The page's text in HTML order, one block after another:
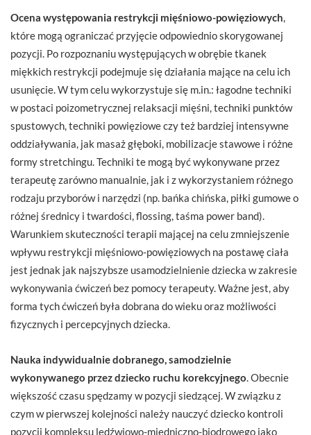
Ocena występowania restrykcji mięśniowo-powięziowych
które mogą ograniczać przyjęcie odpowiednio skorygowanej
pozycji. Po rozpoznaniu występujących w obrębie tkanek
miękkich restrykcji podejmuje się działania mające na celu ich
usunięcie. W tym celu wykorzystuje się m.in.: łagodne techniki
w postaci poizometrycznej relaksacji mięśni, techniki punktów
spustowych, techniki powięziowe czy też bardziej intensywne
oddziaływania, jak masaż głęboki, mobilizacje stawowe i różne
formy stretchingu. Techniki te mogą być wykonywane przez
terapeutę zarówno manualnie, jak i z wykorzystaniem różnego
rodzaju przyborów i narzędzi (np. bańka chińska, piłki gumowe o
różnej średnicy i twardości, flossing, taśma power band).
Warunkiem skuteczności terapii mającej na celu zmniejszenie
wpływu restrykcji mięśniowo-powięziowych na postawę ciała
jest jednak jak najszybsze usamodzielnienie dziecka w zakresie
wykonywania ćwiczeń bez pomocy terapeuty. Ważne jest, aby
forma tych ćwiczeń była dobrana do wieku oraz możliwości
fizycznych i percepcyjnych dziecka.
Nauka indywidualnie dobranego, samodzielnie
wykonywanego przez dziecko ruchu korekcyjnego . Obecnie
większość czasu spędzamy w pozycji siedzącej. W związku z
czym w pierwszej kolejności należy nauczyć dziecko kontroli
pozycji kompleksu lędźwiowo-miedniczno-biodrowego jako